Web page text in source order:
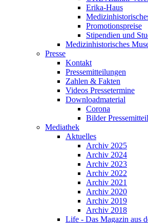
Erika-Haus
Promotionspreise
Stipendien und
Medizinhistorisches
Presse
Kontakt
Pressemitteilungen
Zahlen & Fakten
Videos Pressetermine
Downloadmaterial
Corona
Bilder
Mediathek
Aktuelles
Archiv 2025
Archiv 2024
Archiv 2023
Archiv 2022
Archiv 2021
Archiv 2020
Archiv 2019
Archiv 2018
Life - Das Magazin aus